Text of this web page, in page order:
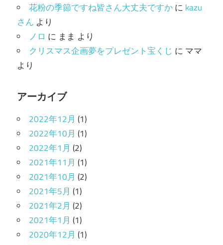
花粉の季節ですね皆さん大丈夫ですかに kazu
さん より
ノロ に まま より
クリスマス企画夢をプレゼント宝くじ に ママ
より
アーカイブ
2022年12月 (1)
2022年10月 (1)
2022年1月 (2)
2021年11月 (1)
2021年10月 (2)
2021年5月 (1)
2021年2月 (2)
2021年1月 (1)
2020年12月 (1)